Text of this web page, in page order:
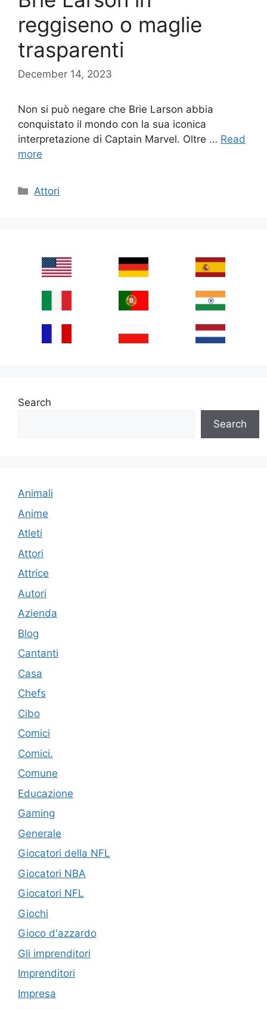
reggiseno o maglie
trasparenti
December 14, 2023
Non si può negare che Brie Larson abbia
conquistato il mondo con la sua iconica
interpretazione di Captain Marvel. Oltre … Read
more
Categories
Attori
Search
Search
Animali
Anime
Atleti
Attori
Attrice
Autori
Azienda
Blog
Cantanti
Casa
Chefs
Cibo
Comici
Comici.
Comune
Educazione
Gaming
Generale
Giocatori della NFL
Giocatori NBA
Giocatori NFL
Giochi
Gioco d'azzardo
Gli imprenditori
Imprenditori
Impresa